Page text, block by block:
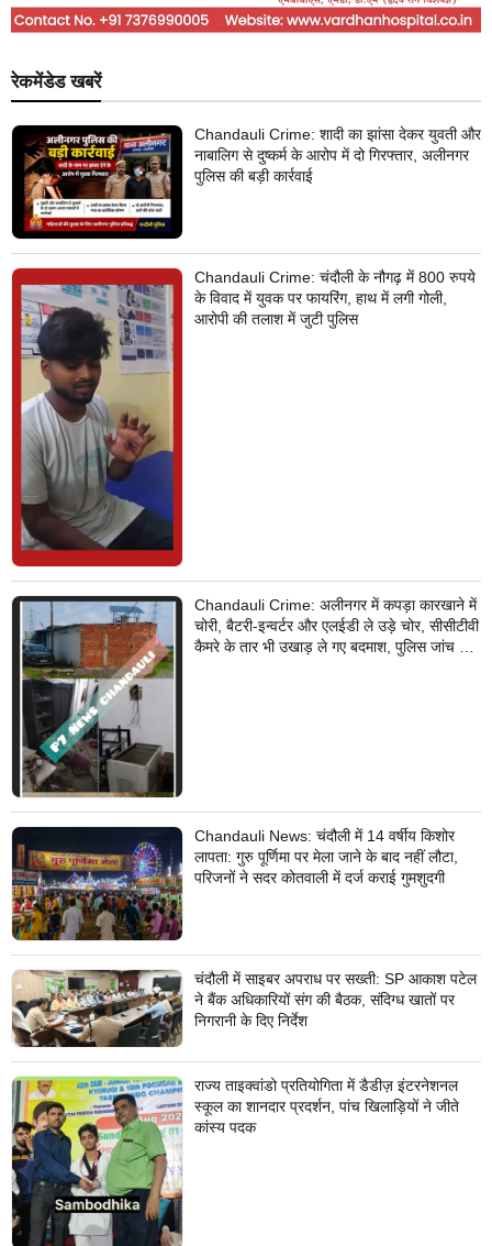
रेकमेंडेड खबरें
Chandauli Crime: शादी का झांसा देकर युवती और
नाबालिग से दुष्कर्म के आरोप में दो गिरफ्तार, अलीनगर
पुलिस की बड़ी कार्रवाई
Chandauli Crime: चंदौली के नौगढ़ में 800 रुपये
के विवाद में युवक पर फायरिंग, हाथ में लगी गोली,
आरोपी की तलाश में जुटी पुलिस
Chandauli Crime: अलीनगर में कपड़ा कारखाने में
चोरी, बैटरी-इन्वर्टर और एलईडी ले उड़े चोर, सीसीटीवी
कैमरे के तार भी उखाड़ ले गए बदमाश, पुलिस जांच में
Chandauli News: चंदौली में 14 वर्षीय किशोर
लापता: गुरु पूर्णिमा पर मेला जाने के बाद नहीं लौटा,
परिजनों ने सदर कोतवाली में दर्ज कराई गुमशुदगी
चंदौली में साइबर अपराध पर सख्ती: SP आकाश पटेल
ने बैंक अधिकारियों संग की बैठक, संदिग्ध खातों पर
निगरानी के दिए निर्देश
राज्य ताइक्वांडो प्रतियोगिता में डैडीज़ इंटरनेशनल
स्कूल का शानदार प्रदर्शन, पांच खिलाड़ियों ने जीते
कांस्य पदक